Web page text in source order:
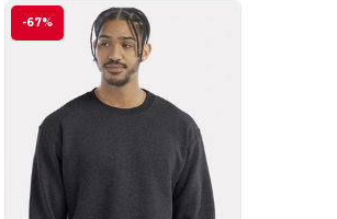
-67%